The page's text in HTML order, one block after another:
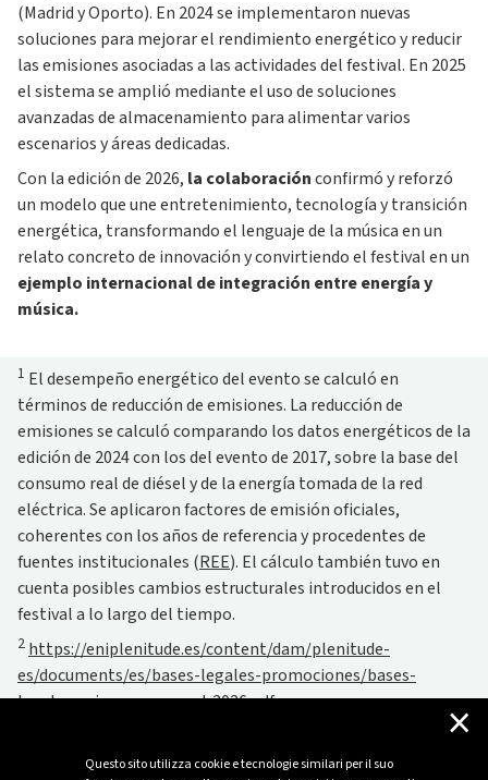
Questo sito utilizza cookie e tecnologie similari per il suo
×
(Madrid y Oporto). En 2024 se implementaron nuevas
soluciones para mejorar el rendimiento energético y reducir
las emisiones asociadas a las actividades del festival. En 2025
el sistema se amplió mediante el uso de soluciones
avanzadas de almacenamiento para alimentar varios
escenarios y áreas dedicadas.
Con la edición de 2026, la colaboraciónconfirmó y reforzó
un modelo que une entretenimiento, tecnología y transición
energética, transformando el lenguaje de la música en un
relato concreto de innovación y convirtiendo el festival en un
ejemplo internacional de integración entre energía y
música.
1 El desempeño energético del evento se calculó en
términos de reducción de emisiones. La reducción de
emisiones se calculó comparando los datos energéticos de la
edición de 2024 con los del evento de 2017, sobre la base del
consumo real de diésel y de la energía tomada de la red
eléctrica. Se aplicaron factores de emisión oficiales,
coherentes con los años de referencia y procedentes de
fuentes institucionales (REE). El cálculo también tuvo en
cuenta posibles cambios estructurales introducidos en el
festival a lo largo del tiempo.
2 https://eniplenitude.es/content/dam/plenitude-
es/documents/es/bases-legales-promociones/bases-
legales-primavera-sound-2026.pdf